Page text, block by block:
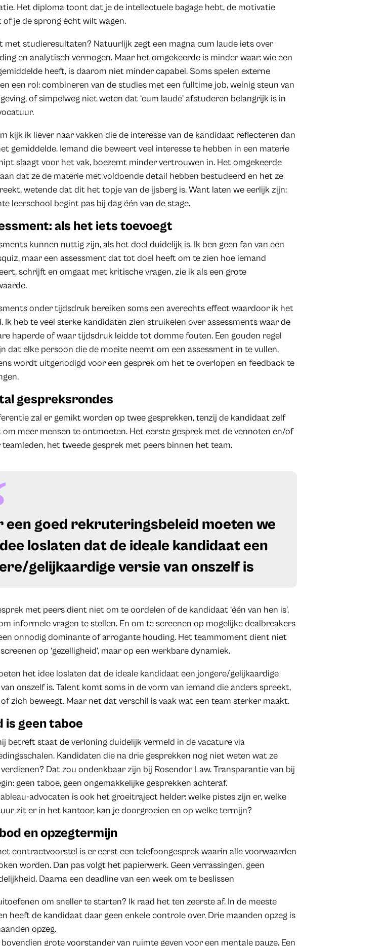
Het diploma toont dat je de intellectuele bagage hebt, de motivatie
of je de sprong écht wilt wagen.
met studieresultaten? Natuurlijk zegt een magna cum laude iets over
en analytisch vermogen. Maar het omgekeerde is minder waar: wie een
heeft, is daarom niet minder capabel. Soms spelen externe
een rol: combineren van de studies met een fulltime job, weinig steun van
of simpelweg niet weten dat ‘cum laude’ afstuderen belangrijk is in
kijk ik liever naar vakken die de interesse van de kandidaat reflecteren dan
gemiddelde. Iemand die beweert veel interesse te hebben in een materie
slaagt voor het vak, boezemt minder vertrouwen in. Het omgekeerde
dat ze de materie met voldoende detail hebben bestudeerd en het ze
wetende dat dit het topje van de ijsberg is. Want laten we eerlijk zijn:
leerschool begint pas bij dag één van de stage.
als het iets toevoegt
kunnen nuttig zijn, als het doel duidelijk is. Ik ben geen fan van een
maar een assessment dat tot doel heeft om te zien hoe iemand
schrijft en omgaat met kritische vragen, zie ik als een grote
onder tijdsdruk bereiken soms een averechts effect waardoor ik het
Ik heb te veel sterke kandidaten zien struikelen over assessments waar de
haperde of waar tijdsdruk leidde tot domme fouten. Een gouden regel
dat elke persoon die de moeite neemt om een assessment in te vullen,
wordt uitgenodigd voor een gesprek om het te overlopen en feedback te
gespreksrondes
zal er gemikt worden op twee gesprekken, tenzij de kandidaat zelf
om meer mensen te ontmoeten. Het eerste gesprek met de vennoten en/of
teamleden, het tweede gesprek met peers binnen het team.
een goed rekruteringsbeleid moeten we
loslaten dat de ideale kandidaat een
gelijkaardige versie van onszelf is
met peers dient niet om te oordelen of de kandidaat ‘één van hen is’,
informele vragen te stellen. En om te screenen op mogelijke dealbreakers
onnodig dominante of arrogante houding. Het teammoment dient niet
op ‘gezelligheid’, maar op een werkbare dynamiek.
het idee loslaten dat de ideale kandidaat een jongere/gelijkaardige
onszelf is. Talent komt soms in de vorm van iemand die anders spreekt,
zich beweegt. Maar net dat verschil is vaak wat een team sterker maakt.
is geen taboe
betreft staat de verloning duidelijk vermeld in de vacature via
Kandidaten die na drie gesprekken nog niet weten wat ze
Dat zou ondenkbaar zijn bij Rosendor Law. Transparantie van bij
geen taboe, geen ongemakkelijke gesprekken achteraf.
advocaten is ook het groeitraject helder: welke pistes zijn er, welke
zit er in het kantoor, kan je doorgroeien en op welke termijn?
en opzegtermijn
contractvoorstel is er eerst een telefoongesprek waarin alle voorwaarden
worden. Dan pas volgt het papierwerk. Geen verrassingen, geen
Daarna een deadline van een week om te beslissen
om sneller te starten? Ik raad het ten zeerste af. In de meeste
heeft de kandidaat daar geen enkele controle over. Drie maanden opzeg is
opzeg.
bovendien grote voorstander van ruimte geven voor een mentale pauze. Een